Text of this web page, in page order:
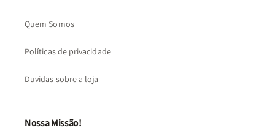
Quem Somos
Políticas de privacidade
Duvidas sobre a loja
Nossa Missão!